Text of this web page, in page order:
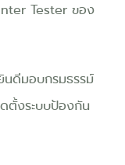
Tester ของ
นดีมอบกรมธรรม์
ตั้งระบบป้องกัน